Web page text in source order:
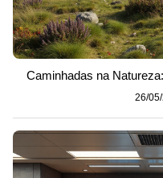
Caminhadas na
26/